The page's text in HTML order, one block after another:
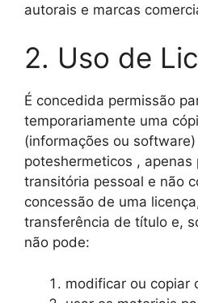
autorais e marcas
2. Uso de
É concedida permissão
temporariamente uma
(informações ou
poteshermeticos , apenas
transitória pessoal e não
concessão de uma
transferência de título e,
não pode:
modificar ou copiar